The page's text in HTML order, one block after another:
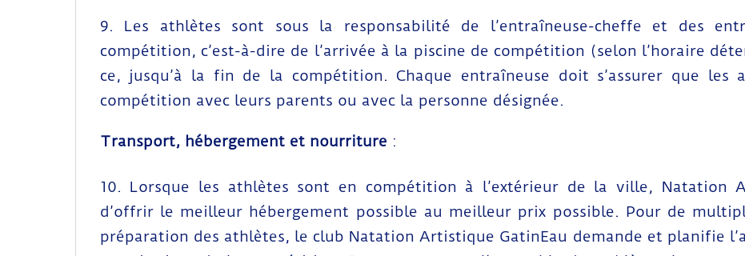
9. Les athlètes sont sous la responsabilité de l’entraîneuse-cheffe et des
compétition, c’est-à-dire de l’arrivée à la piscine de compétition (selon l’horaire
ce, jusqu’à la fin de la compétition. Chaque entraîneuse doit s’assurer que
compétition avec leurs parents ou avec la personne désignée.
Transport, hébergement et nourriture :
10. Lorsque les athlètes sont en compétition à l’extérieur de la ville, Natation
d’offrir le meilleur hébergement possible au meilleur prix possible. Pour de
préparation des athlètes, le club Natation Artistique GatinEau demande et planifie